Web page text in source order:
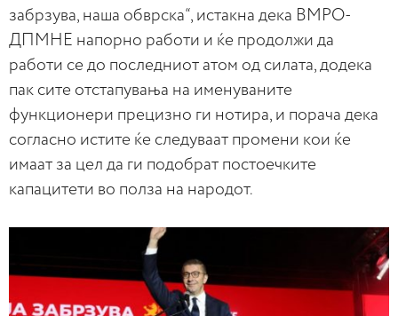
забрзува, наша обврска“, истакна дека ВМРО-
ДПМНЕ напорно работи и ќе продолжи да
работи се до последниот атом од силата, додека
пак сите отстапувања на именуваните
функционери прецизно ги нотира, и порача дека
согласно истите ќе следуваат промени кои ќе
имаат за цел да ги подобрат постоечките
капацитети во полза на народот.